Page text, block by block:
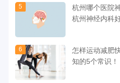
5
杭州哪个医院
杭州神经内科
6
怎样运动减肥
知的5个常识！